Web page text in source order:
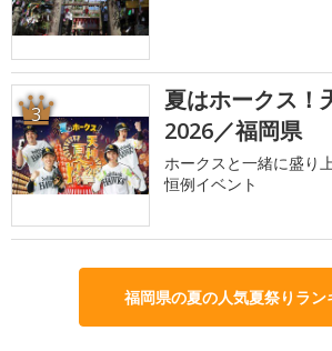
3
夏はホークス！
2026／福岡県
ホークスと一緒に盛り
恒例イベント
福岡県の夏の人気夏祭りラン